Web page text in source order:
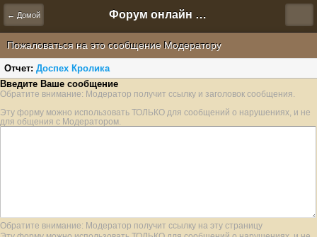
← Домой Форум онлайн игры "Новая Эра" (Нюра Биз)
Пожаловаться на это сообщение Модератору
Отчет: Доспех Кролика
Введите Ваше сообщение
Обратите внимание: Модератор получит ссылку и заголовок сообщения.
Эту форму можно использовать ТОЛЬКО для сообщений о нарушениях, и не
для общения с Модератором.
Обратите внимание: Модератор получит ссылку на эту страницу